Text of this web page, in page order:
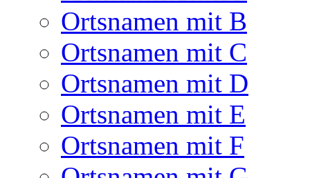
Ortsnamen mit B
Ortsnamen mit C
Ortsnamen mit D
Ortsnamen mit E
Ortsnamen mit F